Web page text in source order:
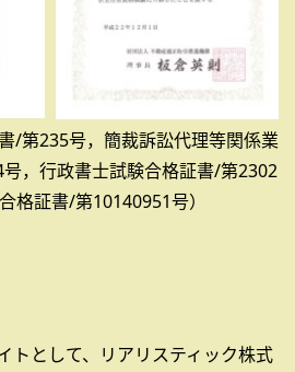
/第235号，簡裁訴訟代理等関係業
，行政書士試験合格証書/第2302
格証書/第10140951号）
として、リアリスティック株式